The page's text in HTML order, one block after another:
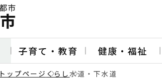
子育て・教育 健康・福祉
トップページ くらし水道・下水道